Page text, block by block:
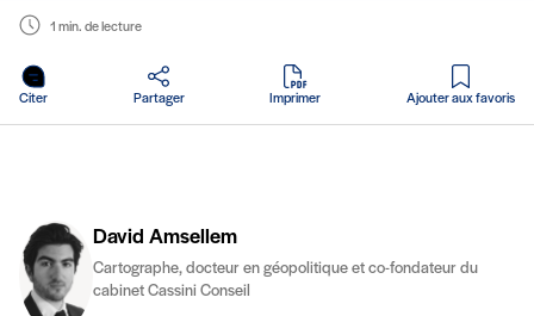
1 min. de lecture
Citer Partager Imprimer
en PDF
Ajouter aux favoris
David Amsellem
Cartographe, docteur en géopolitique et co-fondateur du
cabinet Cassini Conseil